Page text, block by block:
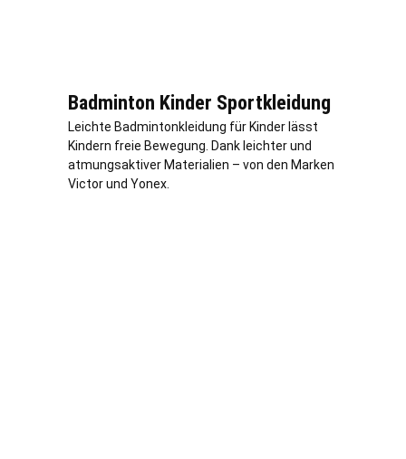
Badminton Kinder Sportkleidung
Leichte Badmintonkleidung für Kinder lässt
Kindern freie Bewegung. Dank leichter und
atmungsaktiver Materialien – von den Marken
Victor und Yonex.